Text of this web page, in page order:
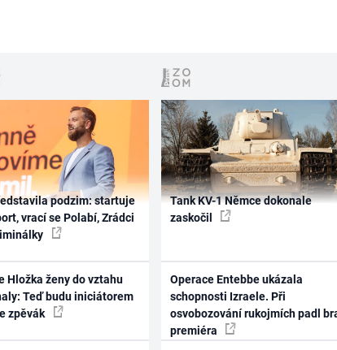
podzim: startuje
vrací se Polabí, Zrádci
Hložka ženy do vztahu
Teď budu iniciátorem
zpěvák
Tank KV-1 Němce dokonale
zaskočil
Operace Entebbe ukázala
schopnosti Izraele. Při
osvobozování rukojmích padl
premiéra